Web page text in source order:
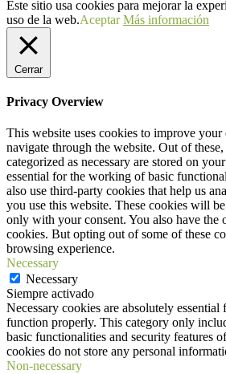
Este sitio usa cookies para mejorar la
uso de la web.Aceptar Más información
Cerrar
Privacy Overview
This website uses cookies to improve
navigate through the website. Out of
categorized as necessary are stored on
essential for the working of basic
also use third-party cookies that help us
you use this website. These cookies will
only with your consent. You also have the
cookies. But opting out of some of these
browsing experience.
Necessary
Necessary
Siempre activado
Necessary cookies are absolutely essential
function properly. This category only
basic functionalities and security features
cookies do not store any personal
Non-necessary